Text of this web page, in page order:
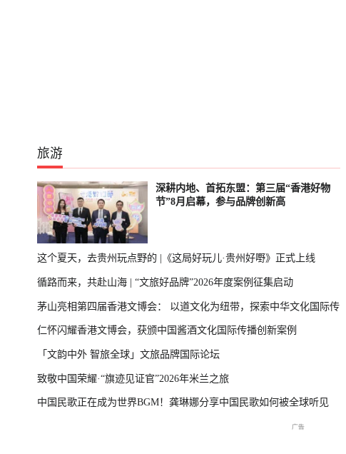
旅游
深耕内地、首拓东盟：第三届“香港好物
节”8月启幕，参与品牌创新高
这个夏天，去贵州玩点野的 |《这局好玩儿·贵州好嘢》正式上线
循路而来，共赴山海 | “文旅好品牌”2026年度案例征集启动
茅山亮相第四届香港文博会： 以道文化为纽带，探索中华文化国际传
播新表达
仁怀闪耀香港文博会，获颁中国酱酒文化国际传播创新案例
「文韵中外 智旅全球」文旅品牌国际论坛
致敬中国荣耀·“旗迹见证官”2026年米兰之旅
中国民歌正在成为世界BGM！龚琳娜分享中国民歌如何被全球听见